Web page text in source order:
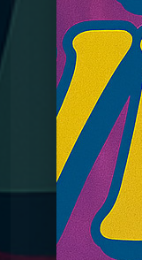
La
La
La
La